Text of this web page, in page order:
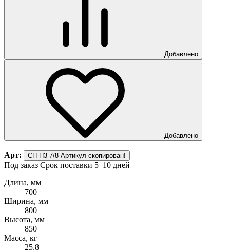
Добавлено
Добавлено
Арт: СП-П3-7/8 Артикул скопирован!
Под заказ Срок поставки 5–10 дней
Длина, мм
700
Ширина, мм
800
Высота, мм
850
Масса, кг
25.8